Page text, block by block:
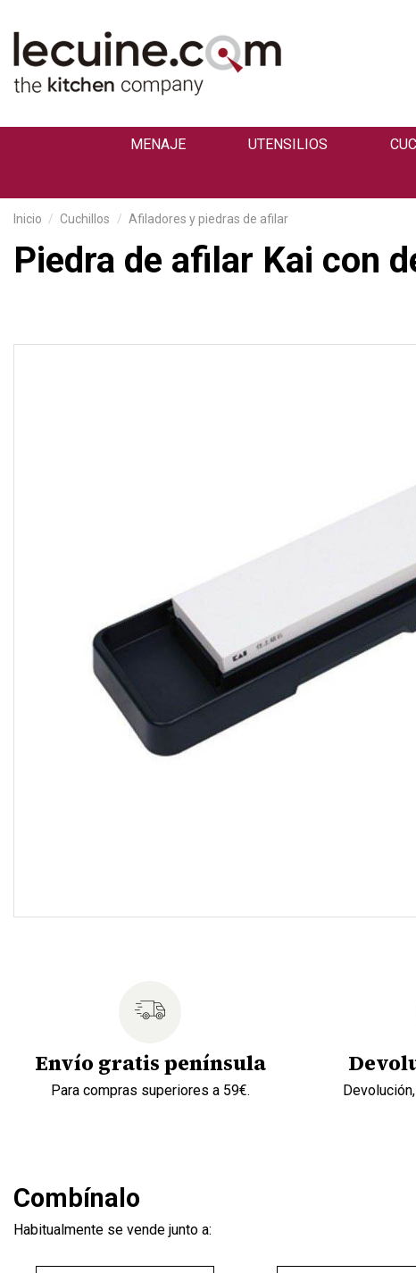
MENAJE UTENSILIOS
Inicio Cuchillos Afiladores y piedras de afilar
Piedra de afilar Kai con
Envío gratis península
Para compras superiores a 59€.
Combínalo
Habitualmente se vende junto a: